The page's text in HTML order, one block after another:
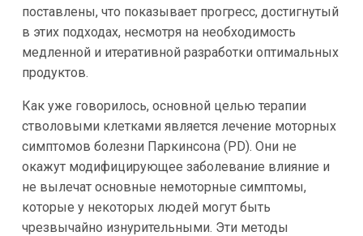
поставлены, что показывает прогресс, достигнутый
в этих подходах, несмотря на необходимость
медленной и итеративной разработки оптимальных
продуктов.
Как уже говорилось, основной целью терапии
стволовыми клетками является лечение моторных
симптомов болезни Паркинсона (PD). Они не
окажут модифицирующее заболевание влияние и
не вылечат основные немоторные симптомы,
которые у некоторых людей могут быть
чрезвычайно изнурительными. Эти методы